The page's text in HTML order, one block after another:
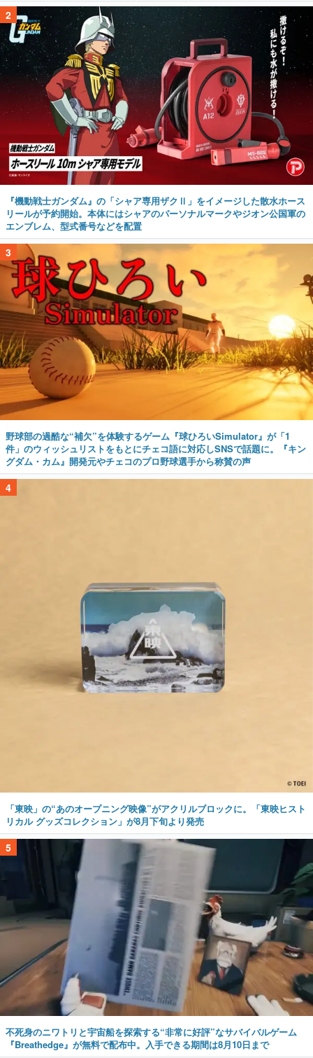
2
『機動戦士ガンダム』の「シャア専用ザクⅡ」をイメージした散水ホース
リールが予約開始。本体にはシャアのパーソナルマークやジオン公国軍の
エンブレム、型式番号などを配置
3
野球部の過酷な“補欠”を体験するゲーム『球ひろいSimulator』が「1
件」のウィッシュリストをもとにチェコ語に対応しSNSで話題に。『キン
グダム・カム』開発元やチェコのプロ野球選手から称賛の声
4
「東映」の“あのオープニング映像”がアクリルブロックに。「東映ヒスト
リカル グッズコレクション」が8月下旬より発売
5
不死身のニワトリと宇宙船を探索する“非常に好評”なサバイバルゲーム
『Breathedge』が無料で配布中。入手できる期間は8月10日まで